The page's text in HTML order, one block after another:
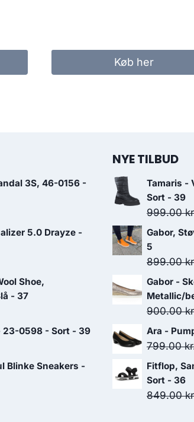
Køb her
3S, 46-0156 -
5.0 Drayze -
Shoe,
- 37
23-0598 - Sort - 39
Blinke Sneakers -
NYE TILBUD
Tamaris -
Sort - 39
999.00
Gabor,
5
899.00
Gabor -
Metallic/
900.00
Ara -
799.00
Fitflop,
Sort - 36
849.00